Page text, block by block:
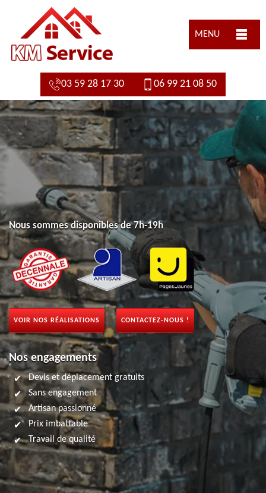
MENU
03 59 28 17 30 06 99 21 08 50
Nous sommes disponibles de 7h-19h
VOIR NOS RÉALISATIONS CONTACTEZ-NOUS !
Nos engagements
Devis et déplacement gratuits
Sans engagement
Artisan passionné
Prix imbattable
Travail de qualité